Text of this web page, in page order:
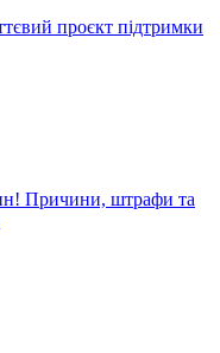
проєкт підтримки
Причини, штрафи та